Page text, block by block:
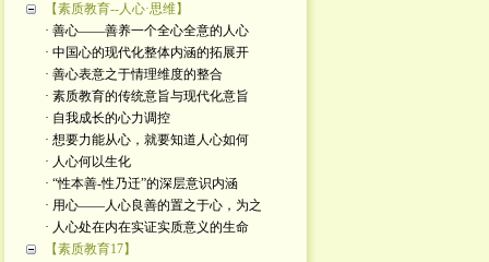
【素质教育--人心·思维】
· 善心——善养一个全心全意的人心
· 中国心的现代化整体内涵的拓展开
· 善心表意之于情理维度的整合
· 素质教育的传统意旨与现代化意旨
· 自我成长的心力调控
· 想要力能从心，就要知道人心如何
· 人心何以生化
· “性本善-性乃迁”的深层意识内涵
· 用心——人心良善的置之于心，为之
· 人心处在内在实证实质意义的生命
【素质教育17】